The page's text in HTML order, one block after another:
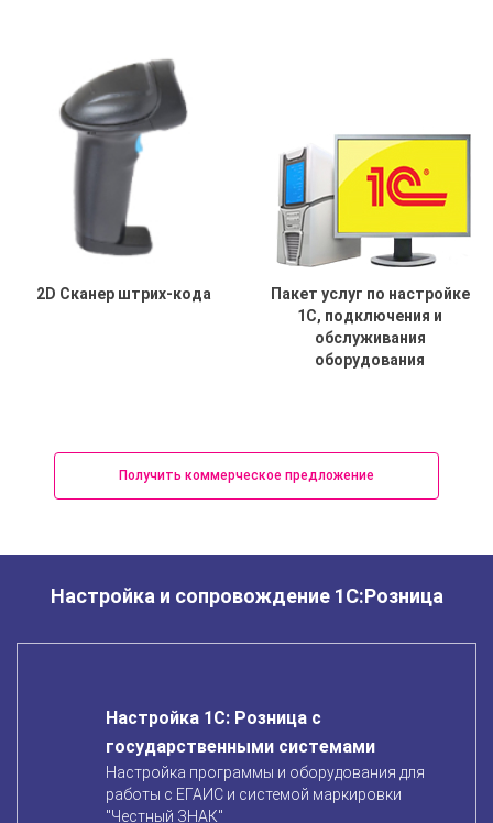
2D Сканер штрих-кода
Пакет услуг по настройке
1С, подключения и
обслуживания
оборудования
Получить коммерческое предложение
Настройка и сопровождение 1С:Розница
Настройка 1С: Розница с
государственными системами
Настройка программы и оборудования для
работы с ЕГАИС и системой маркировки
"Честный ЗНАК"